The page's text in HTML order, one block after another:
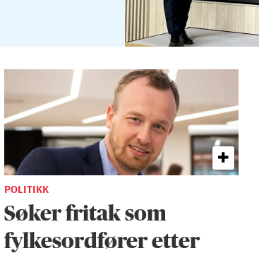
POLITIKK
Søker fritak som
fylkesordfører etter